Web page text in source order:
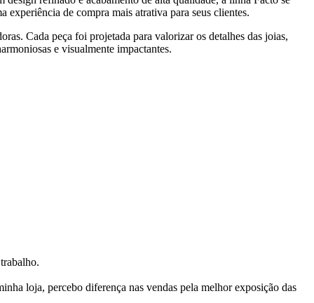
experiência de compra mais atrativa para seus clientes.
Cada peça foi projetada para valorizar os detalhes das joias,
e visualmente impactantes.
loja, percebo diferença nas vendas pela melhor exposição das